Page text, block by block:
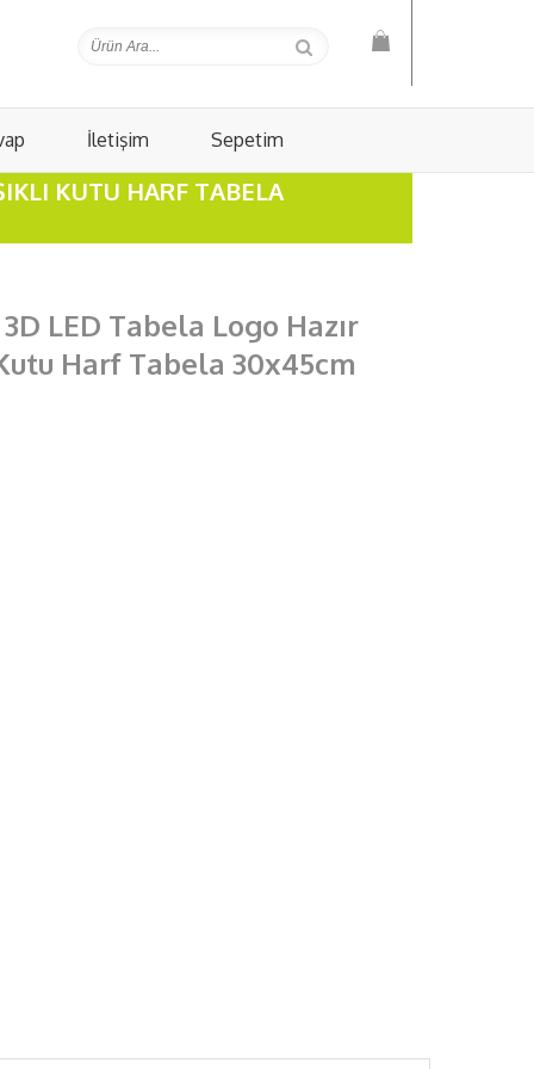
İletişim Sepetim
KUTU HARF TABELA
LED Tabela Logo Hazır
Harf Tabela 30x45cm